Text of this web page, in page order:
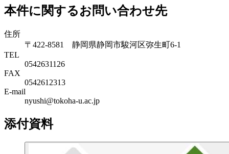
本件に関するお問い合わせ先
住所
〒422-8581 静岡県静岡市駿河区弥生町6-1
TEL
0542631126
FAX
0542612313
E-mail
nyushi@tokoha-u.ac.jp
添付資料